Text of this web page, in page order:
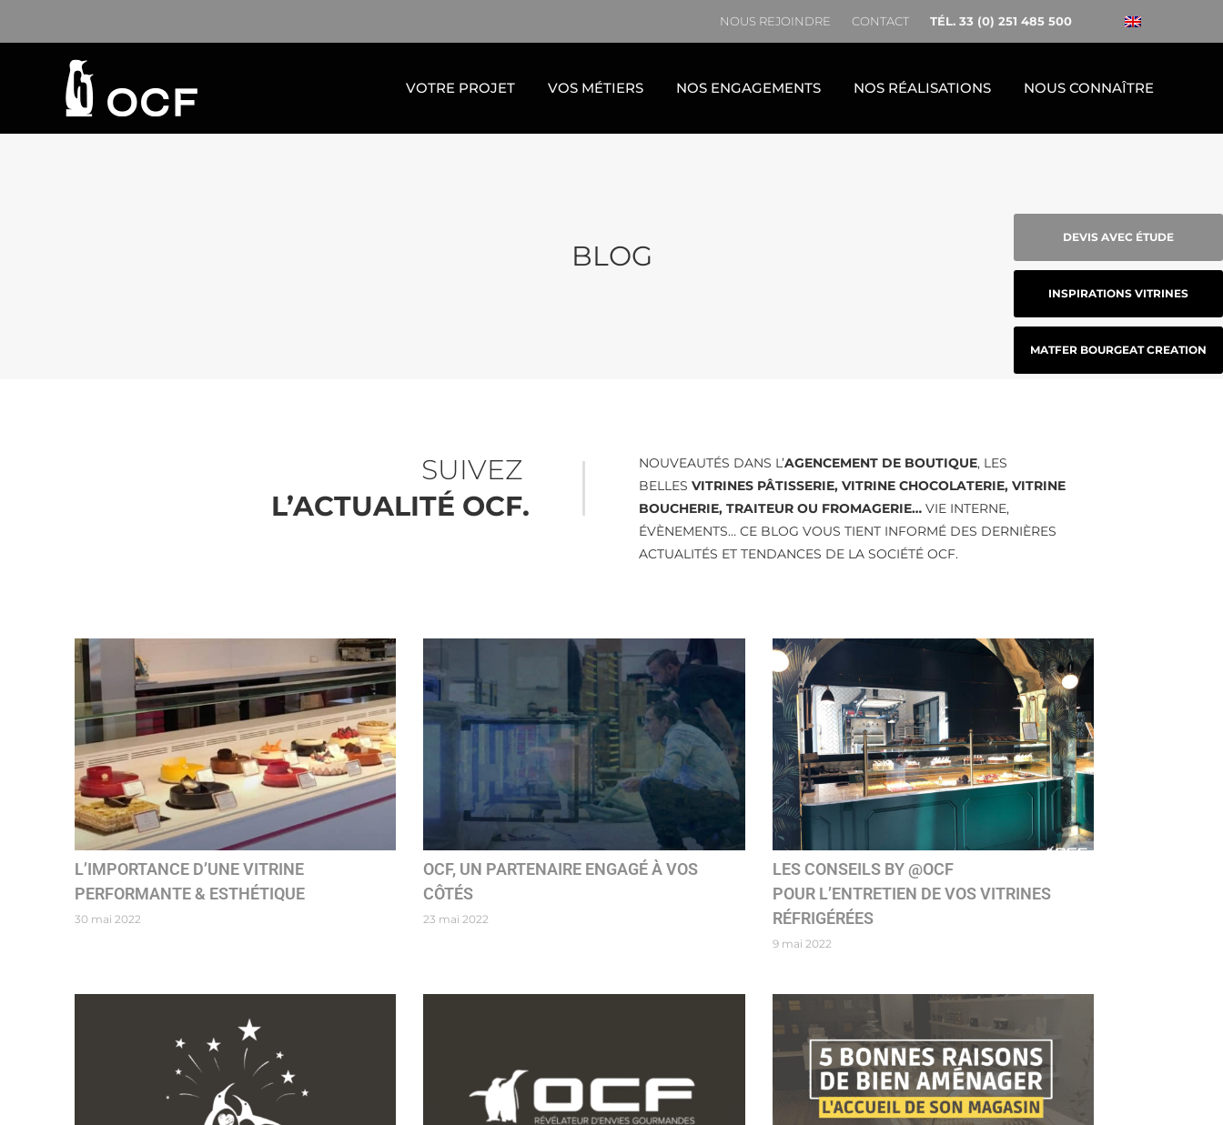
NOUS REJOINDRE CONTACT TÉL. 33 (0) 251 485 500
VOTRE PROJET VOS MÉTIERS NOS ENGAGEMENTS NOS RÉALISATIONS NOUS CONNAÎTRE
BLOG
SUIVEZ
L’ACTUALITÉ OCF.
NOUVEAUTÉS DANS L’AGENCEMENT DE BOUTIQUE, LES
BELLES VITRINES PÂTISSERIE, VITRINE CHOCOLATERIE, VITRINE
BOUCHERIE, TRAITEUR OU FROMAGERIE… VIE INTERNE,
ÉVÈNEMENTS… CE BLOG VOUS TIENT INFORMÉ DES DERNIÈRES
ACTUALITÉS ET TENDANCES DE LA SOCIÉTÉ OCF.
L’IMPORTANCE D’UNE VITRINE
PERFORMANTE & ESTHÉTIQUE
30 mai 2022
OCF, UN PARTENAIRE ENGAGÉ À VOS
CÔTÉS
23 mai 2022
LES CONSEILS BY @OCF
POUR L’ENTRETIEN DE VOS VITRINES
RÉFRIGÉRÉES
9 mai 2022
DEVIS AVEC ÉTUDE
INSPIRATIONS VITRINES
MATFER BOURGEAT CREATION